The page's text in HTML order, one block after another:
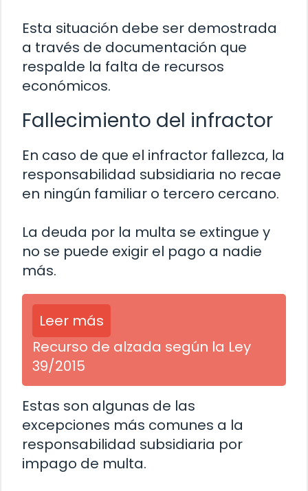
Esta situación debe ser demostrada
a través de documentación que
respalde la falta de recursos
económicos.
Fallecimiento del infractor
En caso de que el infractor fallezca, la
responsabilidad subsidiaria no recae
en ningún familiar o tercero cercano.
La deuda por la multa se extingue y
no se puede exigir el pago a nadie
más.
Leer más
Recurso de alzada según la Ley
39/2015
Estas son algunas de las
excepciones más comunes a la
responsabilidad subsidiaria por
impago de multa.